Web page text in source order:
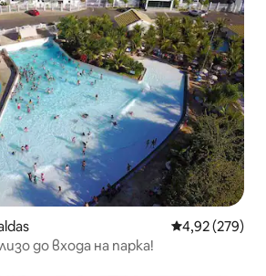
Средна
4,92 (279)
до входа на парка!